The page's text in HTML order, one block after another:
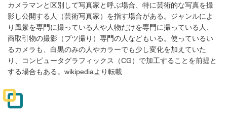
カメラマンと区別して写真家と呼ぶ場合、特に芸術的な写真を撮
影し公開する人（芸術写真家）を指す場合がある。ジャンルによ
り風景を専門に撮っている人や人物だけを専門に撮っている人、
商取引物の撮影（ブツ撮り）専門の人などもいる。使っているい
るカメラも、白黒のみの人やカラーでも少し変化を加えていた
り、コンピュータグラフィックス（CG）で加工することを前提と
する場合もある。wikipediaより転載